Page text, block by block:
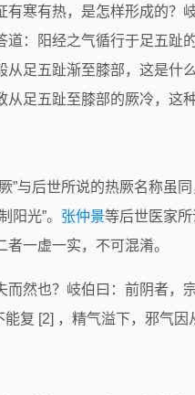
有寒有热，是怎样形成的？
道：阳经之气循行于足五趾
从足五趾渐至膝部，这是什
从足五趾至膝部的厥冷，这
”与后世所说的热厥名称虽
阳光”。 张仲景等后世医家
一虚一实，不可混淆。
而然也？岐伯曰：前阴者，
能复 [2] ，精气溢下，邪气